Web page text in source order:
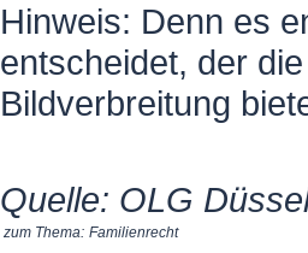
Hinweis: Denn es
entscheidet, der
Bildverbreitung
Quelle: OLG
zum Thema: Familienrecht